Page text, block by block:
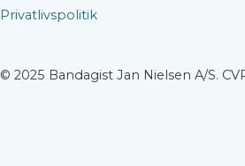
Privatlivspolitik
© 2025 Bandagist Jan Nielsen A/S.